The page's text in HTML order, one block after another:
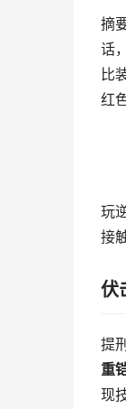
摘
话
比
红
玩
接
伏
提
重
现